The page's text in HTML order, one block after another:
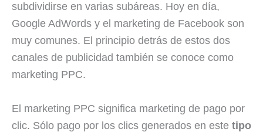
subdividirse en varias subáreas. Hoy en día,
Google AdWords y el marketing de Facebook son
muy comunes. El principio detrás de estos dos
canales de publicidad también se conoce como
marketing PPC.
El marketing PPC significa marketing de pago por
clic. Sólo pago por los clics generados en este tipo